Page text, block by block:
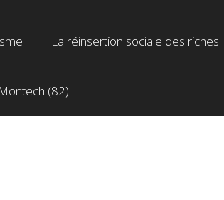
La réinsertion sociale des riches !
(82)